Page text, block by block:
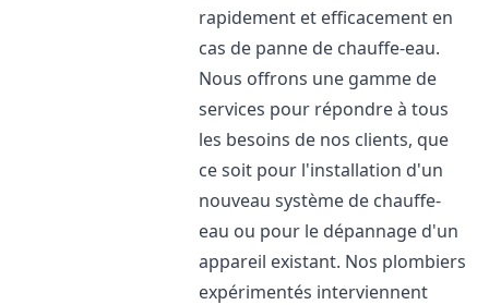
rapidement et efficacement en
cas de panne de chauffe-eau.
Nous offrons une gamme de
services pour répondre à tous
les besoins de nos clients, que
ce soit pour l'installation d'un
nouveau système de chauffe-
eau ou pour le dépannage d'un
appareil existant. Nos plombiers
expérimentés interviennent